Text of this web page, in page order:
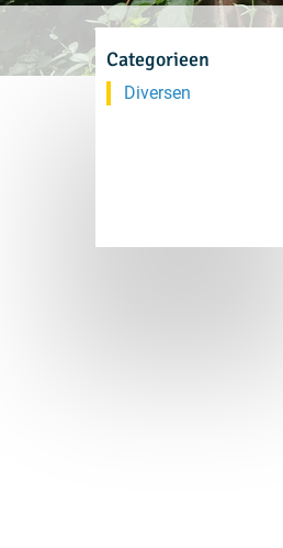
Categorieen
Diversen